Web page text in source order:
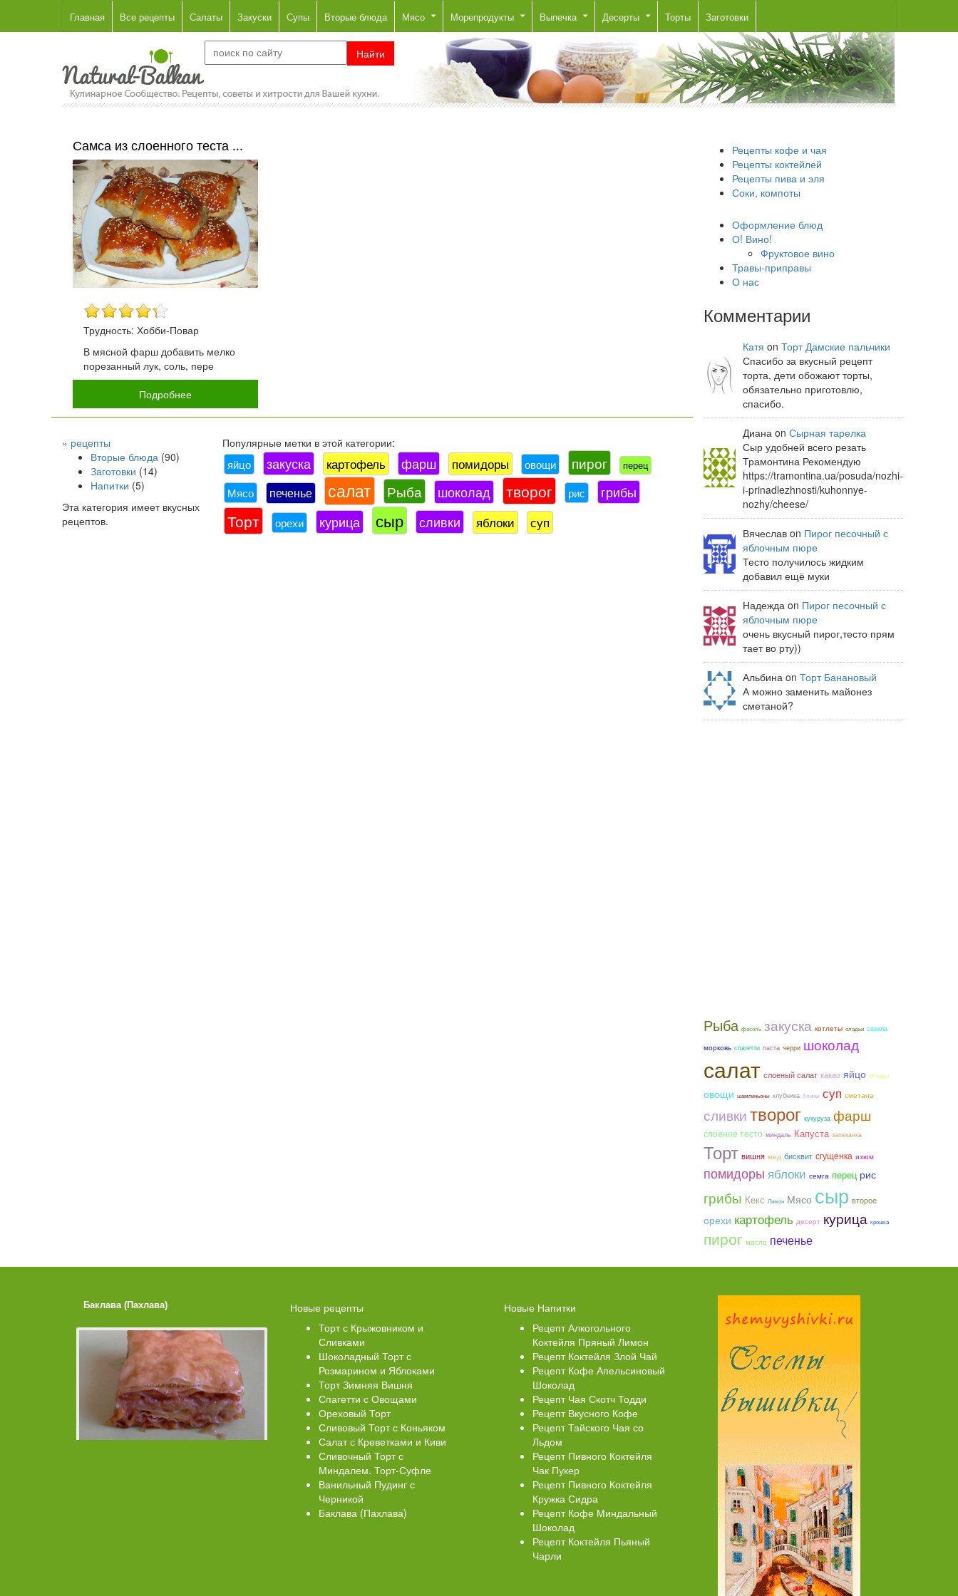
Главная Все рецепты Салаты Закуски Супы Вторые блюда Мясо Морепродукты Выпечка Десерты Торты Заготовки
Самса из слоенного теста ...
Трудность: Хобби-Повар
В мясной фарш добавить мелко
порезанный лук, соль, пере
Подробнее
» рецепты
Вторые блюда (90)
Заготовки (14)
Напитки (5)
Эта категория имеет вкусных
рецептов.
Популярные метки в этой категории:
яйцо закуска картофель фарш помидоры овощи пирог перец
Мясо печенье салат Рыба шоколад творог рис грибы
Торт орехи курица сыр сливки яблоки суп
Рецепты кофе и чая
Рецепты коктейлей
Рецепты пива и эля
Соки, компоты
Оформление блюд
О! Вино!
Фруктовое вино
Травы-приправы
О нас
Комментарии
Катя on Торт Дамские пальчики
Спасибо за вкусный рецепт
торта, дети обожают торты,
обязательно приготовлю,
спасибо.
Диана on Сырная тарелка
Сыр удобней всего резать
Трамонтина Рекомендую
https://tramontina.ua/posuda/nozhi-
i-prinadlezhnosti/kuhonnye-
nozhy/cheese/
Вячеслав on Пирог песочный с
яблочным пюре
Тесто получилось жидким
добавил ещё муки
Надежда on Пирог песочный с
яблочным пюре
очень вкусный пирог,тесто прям
тает во рту))
Альбина on Торт Банановый
А можно заменить майонез
сметаной?
Рыба фасоль закуска котлеты оладьи свекла
морковь спагетти паста черри шоколад
салат слоеный салат какао яйцо ягоды
овощи шампиньоны клубника блины суп сметана
сливкитворог кукуруза фарш
слоеное тесто миндаль Капуста запеканка
Торт вишня мед бисквит сгущенка изюм
помидоры яблоки семга перец рис
грибы Кекс Лимон Мясо сыр второе
орехи картофель десерт курица крошка
пирог масло печенье
Баклава (Пахлава)
Лимонные Кексики с Сахарной
Ватрушки с творогом Торт со Свеклой
Новые рецепты
Торт с Крыжовником и
Сливками
Шоколадный Торт с
Розмарином и Яблоками
Торт Зимняя Вишня
Спагетти с Овощами
Ореховый Торт
Сливовый Торт с Коньяком
Салат с Креветками и Киви
Сливочный Торт с
Миндалем. Торт-Суфле
Ванильный Пудинг с
Черникой
Баклава (Пахлава)
Новые Напитки
Рецепт Алкогольного
Коктейля Пряный Лимон
Рецепт Коктейля Злой Чай
Рецепт Кофе Апельсиновый
Шоколад
Рецепт Чая Скотч Тодди
Рецепт Вкусного Кофе
Рецепт Тайского Чая со
Льдом
Рецепт Пивного Коктейля
Чак Пукер
Рецепт Пивного Коктейля
Кружка Сидра
Рецепт Кофе Миндальный
Шоколад
Рецепт Коктейля Пьяный
Чарли